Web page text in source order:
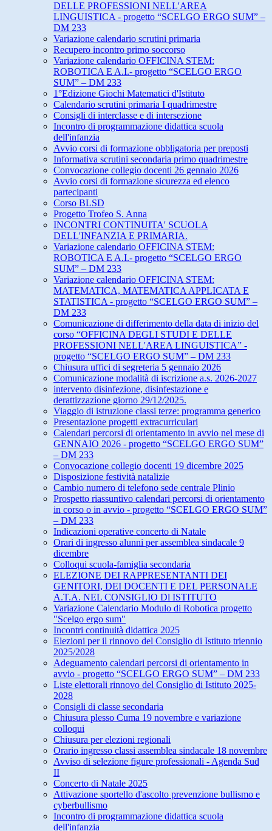
DELLE PROFESSIONI NELL'AREA
LINGUISTICA - progetto “SCELGO ERGO SUM” –
DM 233
Variazione calendario scrutini primaria
Recupero incontro primo soccorso
Variazione calendario OFFICINA STEM:
ROBOTICA E A.I.- progetto “SCELGO ERGO
SUM” – DM 233
1°Edizione Giochi Matematici d'Istituto
Calendario scrutini primaria I quadrimestre
Consigli di interclasse e di intersezione
Incontro di programmazione didattica scuola
dell'infanzia
Avvio corsi di formazione obbligatoria per preposti
Informativa scrutini secondaria primo quadrimestre
Convocazione collegio docenti 26 gennaio 2026
Avvio corsi di formazione sicurezza ed elenco
partecipanti
Corso BLSD
Progetto Trofeo S. Anna
INCONTRI CONTINUITA' SCUOLA
DELL'INFANZIA E PRIMARIA.
Variazione calendario OFFICINA STEM:
ROBOTICA E A.I.- progetto “SCELGO ERGO
SUM” – DM 233
Variazione calendario OFFICINA STEM:
MATEMATICA, MATEMATICA APPLICATA E
STATISTICA - progetto “SCELGO ERGO SUM” –
DM 233
Comunicazione di differimento della data di inizio del
corso “OFFICINA DEGLI STUDI E DELLE
PROFESSIONI NELL'AREA LINGUISTICA” -
progetto “SCELGO ERGO SUM” – DM 233
Chiusura uffici di segreteria 5 gennaio 2026
Comunicazione modalità di iscrizione a.s. 2026-2027
intervento disinfezione, disinfestazione e
derattizzazione giorno 29/12/2025.
Viaggio di istruzione classi terze: programma generico
Presentazione progetti extracurriculari
Calendari percorsi di orientamento in avvio nel mese di
GENNAIO 2026 - progetto “SCELGO ERGO SUM”
– DM 233
Convocazione collegio docenti 19 dicembre 2025
Disposizione festività natalizie
Cambio numero di telefono sede centrale Plinio
Prospetto riassuntivo calendari percorsi di orientamento
in corso o in avvio - progetto “SCELGO ERGO SUM”
– DM 233
Indicazioni operative concerto di Natale
Orari di ingresso alunni per assemblea sindacale 9
dicembre
Colloqui scuola-famiglia secondaria
ELEZIONE DEI RAPPRESENTANTI DEI
GENITORI, DEI DOCENTI E DEL PERSONALE
A.T.A. NEL CONSIGLIO Dl ISTITUTO
Variazione Calendario Modulo di Robotica progetto
"Scelgo ergo sum"
Incontri continuità didattica 2025
Elezioni per il rinnovo del Consiglio di Istituto triennio
2025/2028
Adeguamento calendari percorsi di orientamento in
avvio - progetto “SCELGO ERGO SUM” – DM 233
Liste elettorali rinnovo del Consiglio di Istituto 2025-
2028
Consigli di classe secondaria
Chiusura plesso Cuma 19 novembre e variazione
colloqui
Chiusura per elezioni regionali
Orario ingresso classi assemblea sindacale 18 novembre
Avviso di selezione figure professionali - Agenda Sud
II
Concerto di Natale 2025
Attivazione sportello d'ascolto prevenzione bullismo e
cyberbullismo
Incontro di programmazione didattica scuola
dell'infanzia